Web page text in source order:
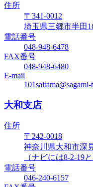
住所
〒341-0012
埼玉県三郷市半田
電話番号
048-948-6478
FAX番号
048-948-6480
E-mail
大和支店
住所
〒242-0018
神奈川県大和市深
（ナビには8-2-19
電話番号
046-240-6157